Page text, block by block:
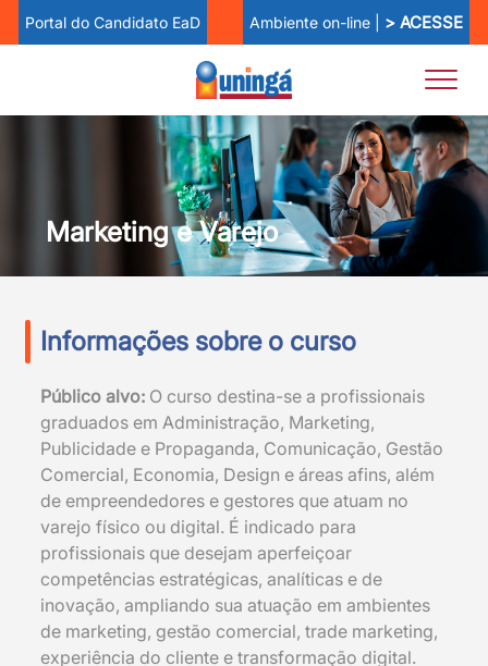
Portal do Candidato EaD Ambiente on-line | > ACESSE
Marketing e Varejo
Informações sobre o curso
Público alvo: O curso destina-se a profissionais
graduados em Administração, Marketing,
Publicidade e Propaganda, Comunicação, Gestão
Comercial, Economia, Design e áreas afins, além
de empreendedores e gestores que atuam no
varejo físico ou digital. É indicado para
profissionais que desejam aperfeiçoar
competências estratégicas, analíticas e de
inovação, ampliando sua atuação em ambientes
de marketing, gestão comercial, trade marketing,
experiência do cliente e transformação digital.